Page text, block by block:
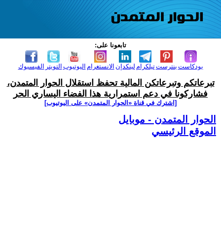
تابعونا على:
الفيسبوك التويتر اليوتيوب الانستغرام لينكدإن تيلكرامبنترست بودكاست
تبرعاتكم وتبرعاتكن المالية تحفظ استقلال الحوار المتمدن،
فشاركونا في دعم استمرارية هذا الفضاء اليساري الحر
[اشترك في قناة ‫«الحوار المتمدن» على اليوتيوب]
الحوار المتمدن - موبايل
الموقع الرئيسي